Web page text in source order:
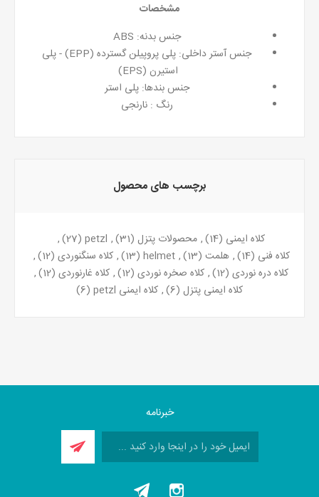
مشخصات
جنس بدنه: ABS
جنس آستر داخلی: پلی پروپیلن گسترده (EPP) - پلی
استیرن (EPS)
جنس بندها: پلی استر
رنگ : نارنجی
برچسب های محصول
کلاه ایمنی (14)
, محصولات پتزل (31)
,
petzl
(27)
,
کلاه فنی (14)
, هلمت (13)
,
helmet
(13)
, کلاه سنگنوردی (12)
,
کلاه دره نوردی (12)
, کلاه صخره نوردی (12)
, کلاه غارنوردی (12)
,
کلاه ایمنی پتزل (6)
, کلاه ایمنی petzl (6)
خبرنامه